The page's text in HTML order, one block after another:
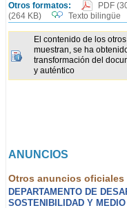
Otros formatos: PDF
(264 KB)
Texto bilingüe
El contenido de los
muestran, se ha
transformación del
y auténtico
ANUNCIOS
Otros anuncios oficiales
DEPARTAMENTO DE
SOSTENIBILIDAD Y